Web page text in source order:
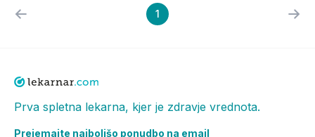
1
Prva spletna lekarna, kjer je zdravje vrednota.
Prejemajte najboljšo ponudbo na email